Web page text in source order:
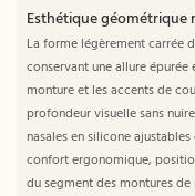
Esthétique géométrique
La forme légèrement carrée
conservant une allure
monture et les accents de
profondeur visuelle sans
nasales en silicone
confort ergonomique,
du segment des montures